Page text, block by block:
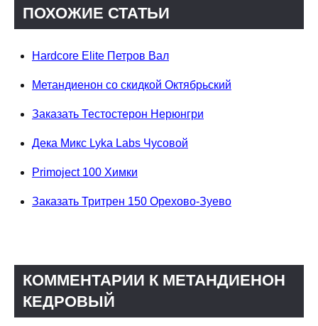
ПОХОЖИЕ СТАТЬИ
Hardcore Elite Петров Вал
Метандиенон со скидкой Октябрьский
Заказать Тестостерон Нерюнгри
Дека Микс Lyka Labs Чусовой
Primoject 100 Химки
Заказать Тритрен 150 Орехово-Зуево
КОММЕНТАРИИ К МЕТАНДИЕНОН
КЕДРОВЫЙ